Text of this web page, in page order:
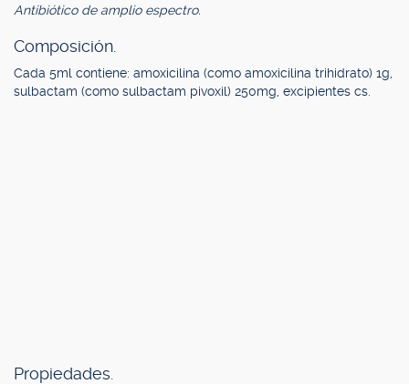
Antibiótico de amplio espectro.
Composición.
Cada 5ml contiene: amoxicilina (como amoxicilina trihidrato) 1g,
sulbactam (como sulbactam pivoxil) 250mg, excipientes cs.
Propiedades.